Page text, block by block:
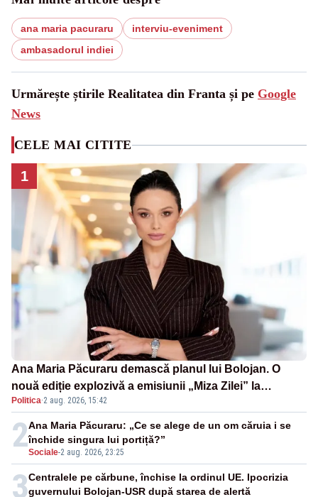
ana maria pacuraru
interviu-eveniment
ambasadorul indiei
Urmărește știrile Realitatea din Franta și pe Google
News
CELE MAI CITITE
1
Ana Maria Păcuraru demască planul lui Bolojan. O
nouă ediție explozivă a emisiunii „Miza Zilei” la
Realitatea PLUS
Politica·2 aug. 2026, 15:42
2Sociale-2 aug. 2026, 23:25
Ana Maria Păcuraru: „Ce se alege de un om căruia i se
închide singura lui portiță?”
3Centralele pe cărbune, închise la ordinul UE. Ipocrizia
guvernului Bolojan-USR după starea de alertă